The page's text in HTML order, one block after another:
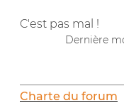
C'est pas mal !
Dernière
Charte du forum